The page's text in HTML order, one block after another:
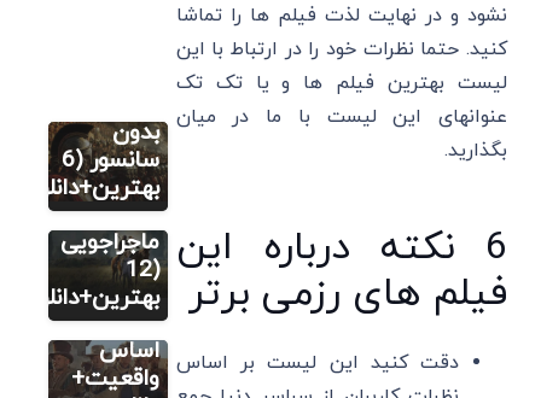
نشود و در نهایت لذت فیلم ها را تماشا
کنید. حتما نظرات خود را در ارتباط با این
لیست بهترین فیلم ها و یا تک تک
عنوانهای این لیست با ما در میان
بگذارید.
6 نکته درباره این
فیلم های رزمی برتر
دقت کنید این لیست بر اساس
بدون
سانسور (6
بهترین+دانلود)
فیلم
فیلم های
تاریخی
ماجراجویی
(12
بهترین+دانلود)
فیلم
12 بهترین
فیلم
تاریخی بر
اساس
واقعیت+
فیلم
14 فیلم
سینمایی